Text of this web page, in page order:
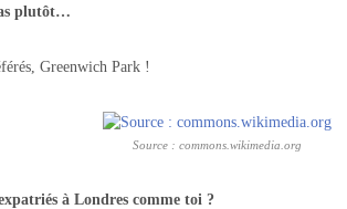
plutôt…
Greenwich Park !
Source : commons.wikimedia.org
à Londres comme toi ?